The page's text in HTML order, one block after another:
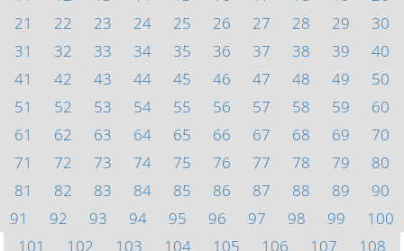
21
22 23 24 25 26 27 28 29
30
31
32 33 34 35 36 37 38 39
40
41
42 43 44 45 46 47 48 49
50
51
52 53 54 55 56 57 58 59
60
61
62 63 64 65 66 67 68 69
70
71
72 73 74 75 76 77 78 79
80
81
82 83 84 85 86 87 88 89
90
91
92 93 94 95 96 97 98 99
100
101
102 103 104 105 106 107
108